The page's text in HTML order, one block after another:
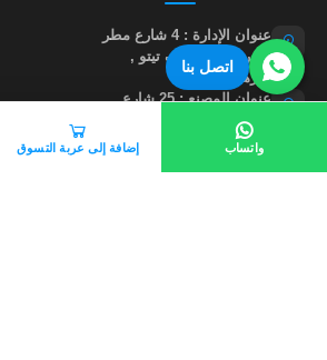
اتصل بنا
واتساب إضافة إلى عربة التسوق
عنوان الإدارة : 4 شارع مطر
متفرع من جوزيف تيتو ,
النزهة , القاهرة
عنوان المصنع : 25 شارع
إبراهيم أبو النجا , متفرع من
شارع مؤسسة الزكاة , خلف